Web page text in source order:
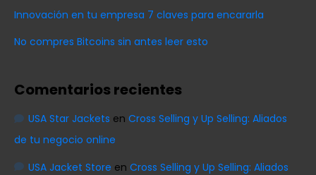
Innovación en tu empresa 7 claves para encararla
No compres Bitcoins sin antes leer esto
Comentarios recientes
USA Star Jackets en Cross Selling y Up Selling: Aliados
de tu negocio online
USA Jacket Store en Cross Selling y Up Selling: Aliados